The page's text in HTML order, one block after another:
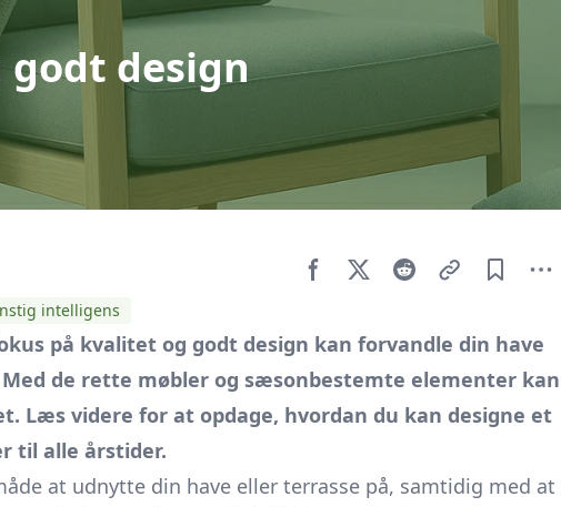
godt design
intelligens
på kvalitet og godt design kan forvandle din have
de rette møbler og sæsonbestemte elementer kan
Læs videre for at opdage, hvordan du kan designe et
til alle årstider.
at udnytte din have eller terrasse på, samtidig med at